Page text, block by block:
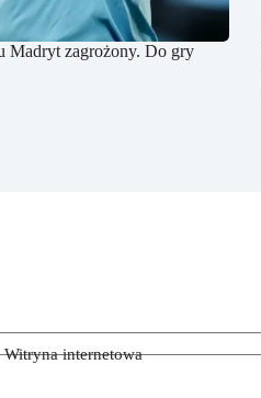
Madryt zagrożony. Do gry
Witryna internetowa